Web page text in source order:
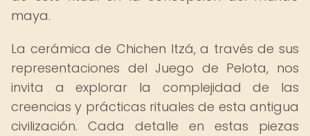
maya.
La cerámica de Chichen Itzá, a través de sus
representaciones del Juego de Pelota, nos
invita a explorar la complejidad de las
creencias y prácticas rituales de esta antigua
civilización. Cada detalle en estas piezas